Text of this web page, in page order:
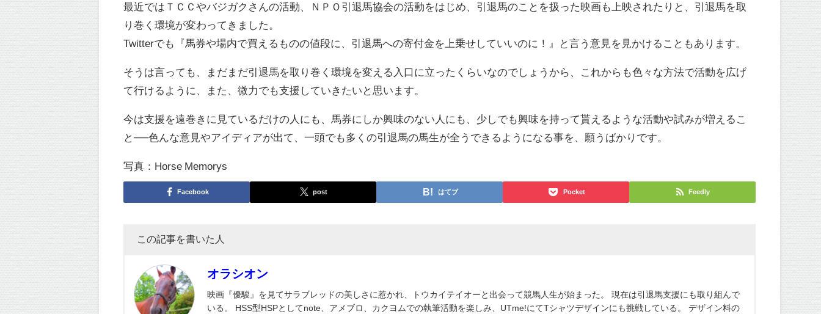
最近ではＴＣＣやバジガクさんの活動、ＮＰＯ引退馬協会の活動をはじめ、引退馬のことを扱った映画も上映されたりと、引退馬を取
り巻く環境が変わってきました。
Twitterでも『馬券や場内で買えるものの値段に、引退馬への寄付金を上乗せしていいのに！』と言う意見を見かけることもあります。
そうは言っても、まだまだ引退馬を取り巻く環境を変える入口に立ったくらいなのでしょうから、これからも色々な方法で活動を広げ
て行けるように、また、微力でも支援していきたいと思います。
今は支援を遠巻きに見ているだけの人にも、馬券にしか興味のない人にも、少しでも興味を持って貰えるような活動や試みが増えるこ
と──色んな意見やアイディアが出て、一頭でも多くの引退馬の馬生が全うできるようになる事を、願うばかりです。
写真：Horse Memorys
Facebook post はてブ Pocket Feedly
この記事を書いた人
オラシオン
映画『優駿』を見てサラブレッドの美しさに惹かれ、トウカイテイオーと出会って競馬人生が始まった。 現在は引退馬支援にも取り組んで
いる。 HSS型HSPとしてnote、アメブロ、カクヨムでの執筆活動を楽しみ、UTme!にてTシャツデザインにも挑戦している。 デザイン料の